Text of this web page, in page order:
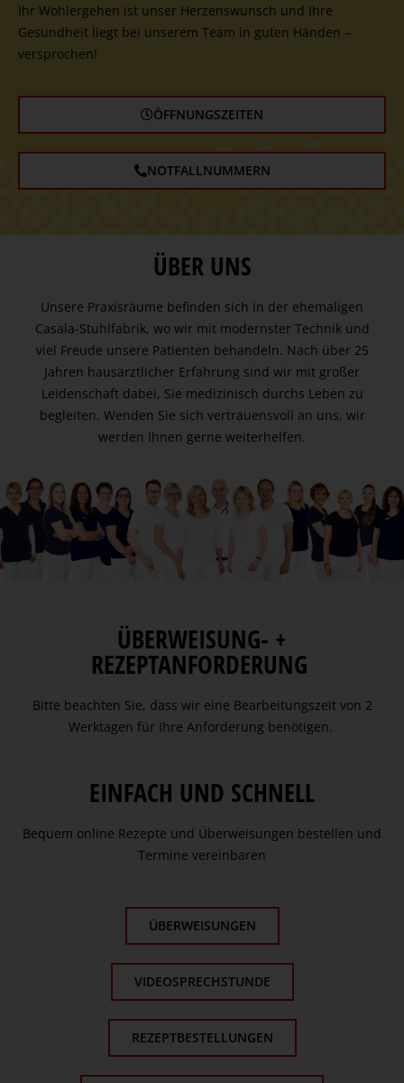
Ihr Wohlergehen ist unser Herzenswunsch und Ihre
Gesundheit liegt bei unserem Team in guten Händen –
versprochen!
ÖFFNUNGSZEITEN
NOTFALLNUMMERN
ÜBER UNS
Unsere Praxisräume befinden sich in der ehemaligen
Casala-Stuhlfabrik, wo wir mit modernster Technik und
viel Freude unsere Patienten behandeln. Nach über 25
Jahren hausärztlicher Erfahrung sind wir mit großer
Leidenschaft dabei, Sie medizinisch durchs Leben zu
begleiten. Wenden Sie sich vertrauensvoll an uns, wir
werden Ihnen gerne weiterhelfen.
ÜBERWEISUNG- +
REZEPTANFORDERUNG
Bitte beachten Sie, dass wir eine Bearbeitungszeit von 2
Werktagen für Ihre Anforderung benötigen.
EINFACH UND SCHNELL
Bequem online Rezepte und Überweisungen bestellen und
Termine vereinbaren
ÜBERWEISUNGEN
VIDEOSPRECHSTUNDE
REZEPTBESTELLUNGEN